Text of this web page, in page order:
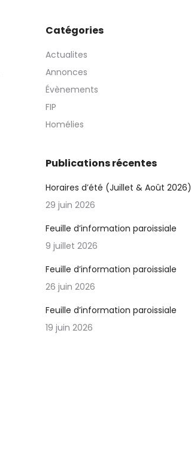
Catégories
Actualites
Annonces
Évènements
FIP
Homélies
Publications récentes
Horaires d’été (Juillet & Août 2026)
29 juin 2026
Feuille d’information paroissiale
9 juillet 2026
Feuille d’information paroissiale
26 juin 2026
Feuille d’information paroissiale
19 juin 2026